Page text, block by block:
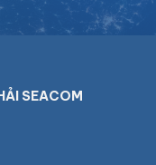
SEACOM